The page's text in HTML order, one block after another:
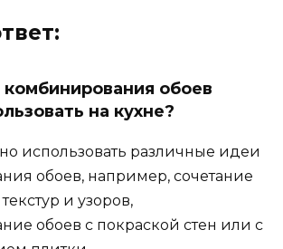
обоев
на кухне?
использовать различные идеи
обоев, например, сочетание
и узоров,
обоев с покраской стен или с